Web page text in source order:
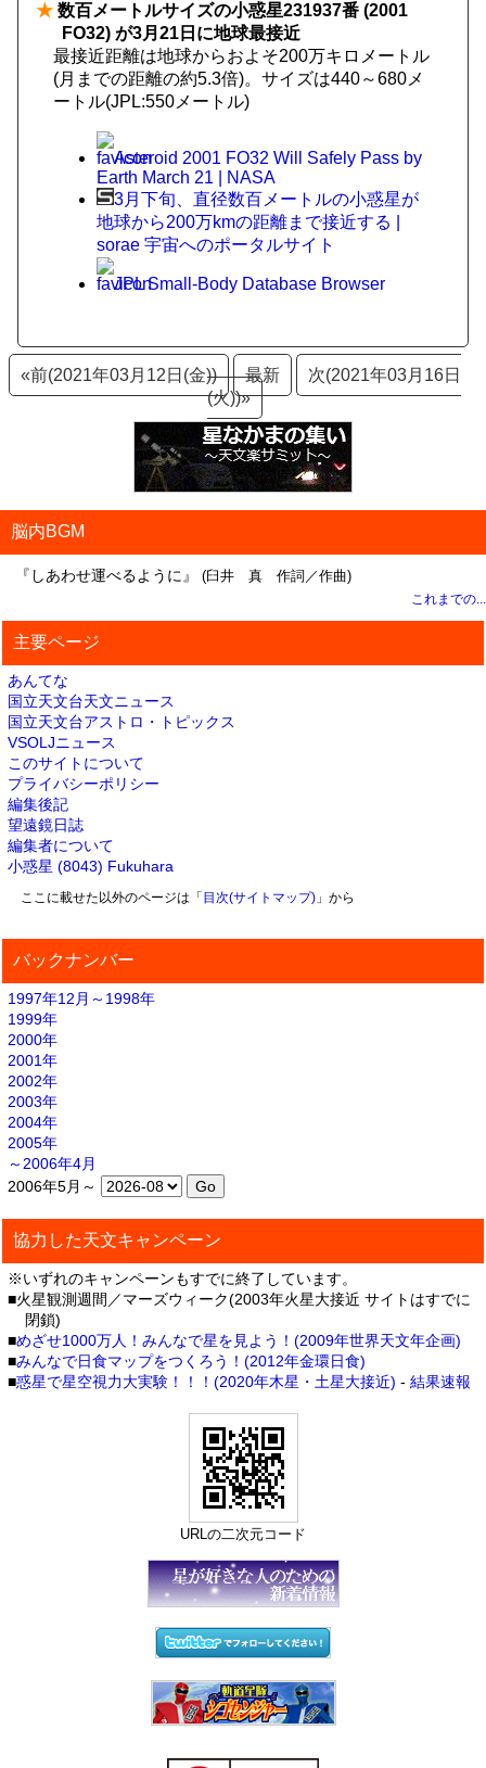
★ 数百メートルサイズの小惑星231937番 (2001
FO32) が3月21日に地球最接近
最接近距離は地球からおよそ200万キロメートル
(月までの距離の約5.3倍)。サイズは440～680メ
ートル(JPL:550メートル)
Asteroid 2001 FO32 Will Safely Pass by
Earth March 21 | NASA
3月下旬、直径数百メートルの小惑星が
地球から200万kmの距離まで接近する |
sorae 宇宙へのポータルサイト
JPL Small-Body Database Browser
«前(2021年03月12日(金)) 最新
次(2021年03月16日
(火))»
脳内BGM
『しあわせ運べるように』 (臼井 真 作詞／作曲)
これまでの...
主要ページ
あんてな
国立天文台天文ニュース
国立天文台アストロ・トピックス
VSOLJニュース
このサイトについて
プライバシーポリシー
編集後記
望遠鏡日誌
編集者について
小惑星 (8043) Fukuhara
ここに載せた以外のページは「 目次(サイトマップ)」から
バックナンバー
1997年12月～1998年
1999年
2000年
2001年
2002年
2003年
2004年
2005年
～2006年4月
2006年5月～
協力した天文キャンペーン
※いずれのキャンペーンもすでに終了しています。
■火星観測週間／マーズウィーク(2003年火星大接近 サイトはすでに
閉鎖)
■めざせ1000万人！みんなで星を見よう！(2009年世界天文年企画)
■みんなで日食マップをつくろう！(2012年金環日食)
■惑星で星空視力大実験！！！(2020年木星・土星大接近) - 結果速報
URLの二次元コード